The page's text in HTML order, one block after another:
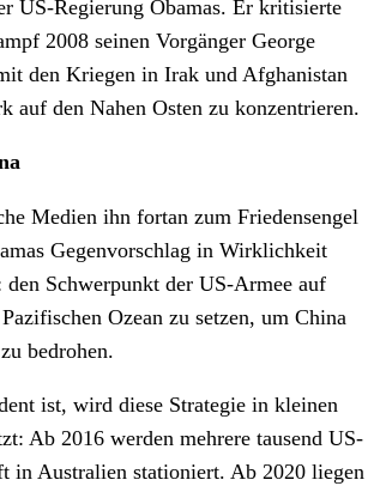
US-Regierung Obamas. Er kritisierte
2008 seinen Vorgänger George
den Kriegen in Irak und Afghanistan
auf den Nahen Osten zu konzentrieren.
Medien ihn fortan zum Friedensengel
Gegenvorschlag in Wirklichkeit
den Schwerpunkt der US-Armee auf
Ozean zu setzen, um China
bedrohen.
ist, wird diese Strategie in kleinen
Ab 2016 werden mehrere tausend US-
in Australien stationiert. Ab 2020 liegen